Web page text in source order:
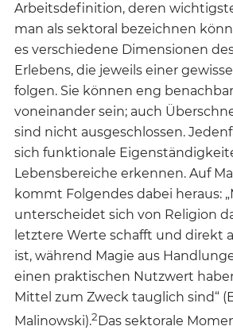
Arbeitsdefinition, deren
man als sektoral bezeichnen
es verschiedene Dimensionen
Erlebens, die jeweils einer
folgen. Sie können eng
voneinander sein; auch
sind nicht ausgeschlossen.
sich funktionale
Lebensbereiche erkennen. Auf
kommt Folgendes dabei heraus:
unterscheidet sich von Religion
letztere Werte schafft und direkt
ist, während Magie aus
einen praktischen Nutzwert
Mittel zum Zweck tauglich sind“
Malinowski).2 Das sektorale